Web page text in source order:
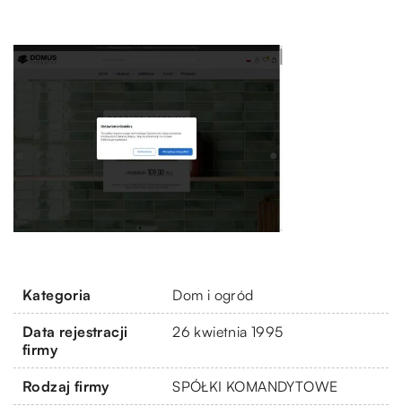
Kategoria Dom i ogród
Data rejestracji
firmy
26 kwietnia 1995
Rodzaj firmy SPÓŁKI KOMANDYTOWE